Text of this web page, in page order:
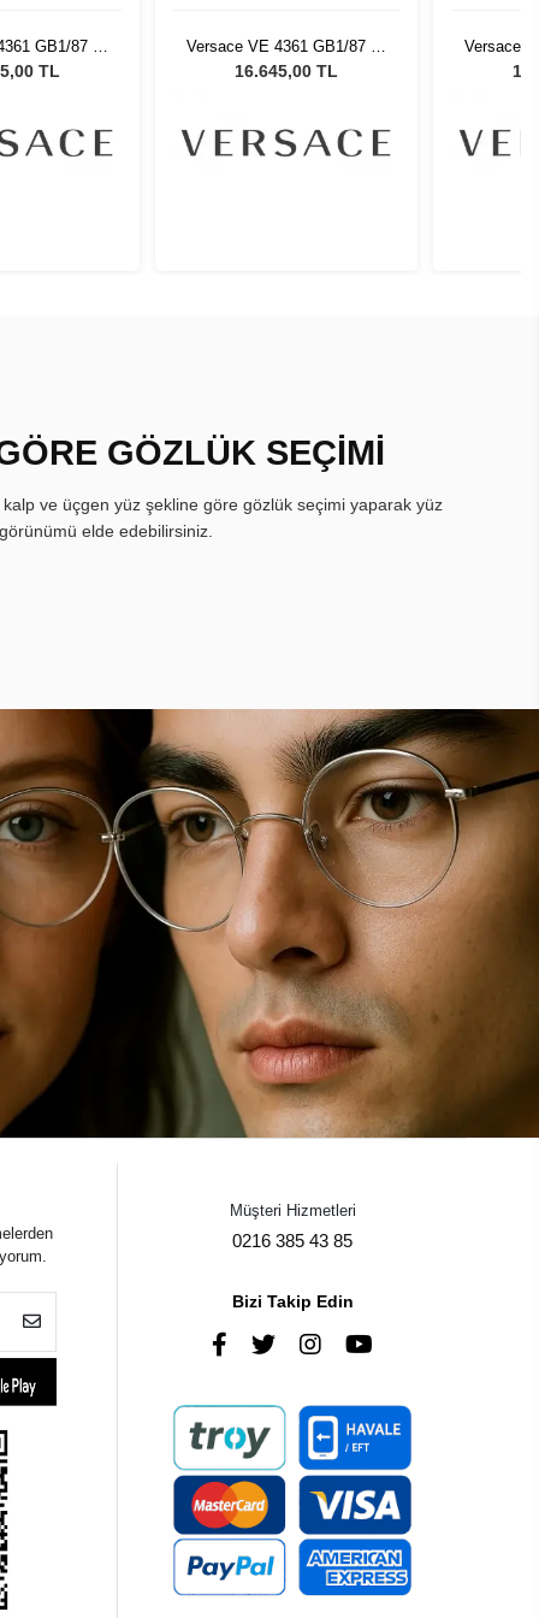
GB1/87 53
Gözlüğü
TL
Versace VE 4361 GB1/87 53
Kadın Güneş Gözlüğü
16.645,00 TL
Versace
GÖZLÜK SEÇİMİ
ve üçgen yüz şekline göre gözlük seçimi yaparak yüz
elde edebilirsiniz.
Müşteri Hizmetleri
0216 385 43 85
Bizi Takip Edin